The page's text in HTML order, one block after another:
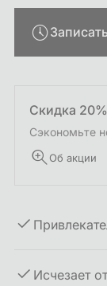
Скидка
Сэкономьте
Об акции
Исчезает